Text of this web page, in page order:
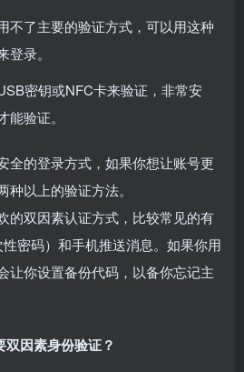
不了主要的验证方式，可以用这种
录。
密钥或NFC卡来验证，非常安
验证。
全的登录方式，如果你想让账号更
以上的验证方法。
的双因素认证方式，比较常见的有
密码）和手机推送消息。如果你用
让你设置备份代码，以备你忘记主
因素身份验证？